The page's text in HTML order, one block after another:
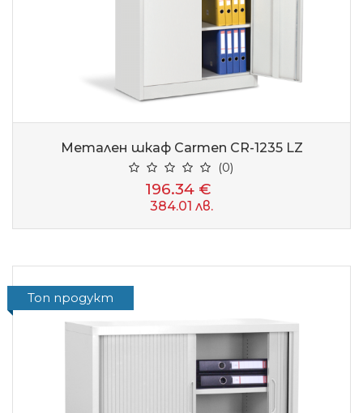
Метален шкаф Carmen CR-1235 LZ
(0)
196.34 €
384.01 лв.
Топ продукт